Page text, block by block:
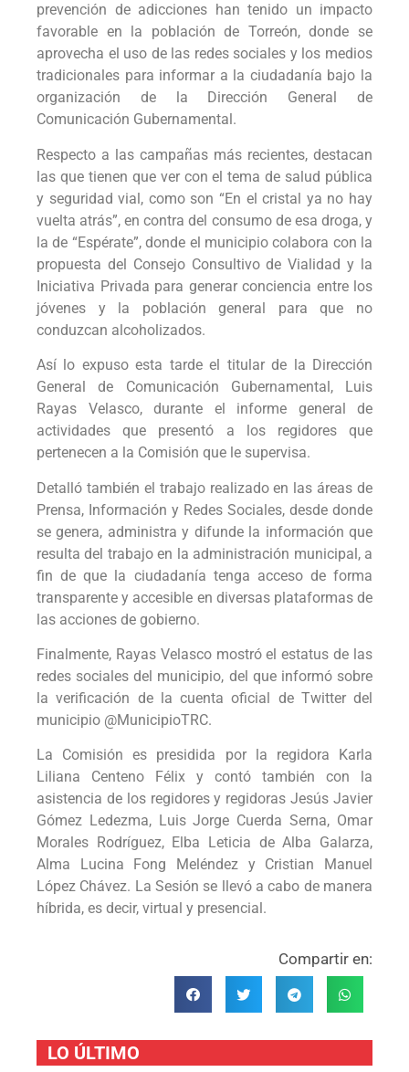
prevención de adicciones han tenido un impacto
favorable en la población de Torreón, donde se
aprovecha el uso de las redes sociales y los medios
tradicionales para informar a la ciudadanía bajo la
organización de la Dirección General de
Comunicación Gubernamental.
Respecto a las campañas más recientes, destacan
las que tienen que ver con el tema de salud pública
y seguridad vial, como son “En el cristal ya no hay
vuelta atrás”, en contra del consumo de esa droga, y
la de “Espérate”, donde el municipio colabora con la
propuesta del Consejo Consultivo de Vialidad y la
Iniciativa Privada para generar conciencia entre los
jóvenes y la población general para que no
conduzcan alcoholizados.
Así lo expuso esta tarde el titular de la Dirección
General de Comunicación Gubernamental, Luis
Rayas Velasco, durante el informe general de
actividades que presentó a los regidores que
pertenecen a la Comisión que le supervisa.
Detalló también el trabajo realizado en las áreas de
Prensa, Información y Redes Sociales, desde donde
se genera, administra y difunde la información que
resulta del trabajo en la administración municipal, a
fin de que la ciudadanía tenga acceso de forma
transparente y accesible en diversas plataformas de
las acciones de gobierno.
Finalmente, Rayas Velasco mostró el estatus de las
redes sociales del municipio, del que informó sobre
la verificación de la cuenta oficial de Twitter del
municipio @MunicipioTRC.
La Comisión es presidida por la regidora Karla
Liliana Centeno Félix y contó también con la
asistencia de los regidores y regidoras Jesús Javier
Gómez Ledezma, Luis Jorge Cuerda Serna, Omar
Morales Rodríguez, Elba Leticia de Alba Galarza,
Alma Lucina Fong Meléndez y Cristian Manuel
López Chávez. La Sesión se llevó a cabo de manera
híbrida, es decir, virtual y presencial.
Compartir en:
LO ÚLTIMO